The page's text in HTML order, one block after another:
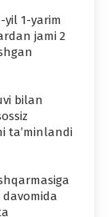
yil 1-yarim
jami 2
bilan
ta’minlandi
davomida